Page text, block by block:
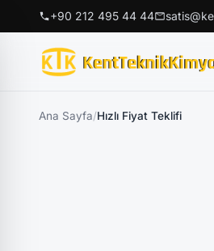
+90 212 495 44 44
Ana Sayfa/Hızlı Fiyat Teklifi